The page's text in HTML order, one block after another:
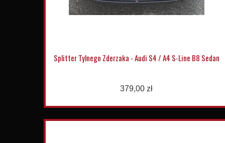
Splitter Tylnego Zderzaka - Audi S4 / A4 S-Line B8 Sedan
379,00 zł